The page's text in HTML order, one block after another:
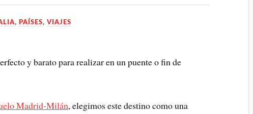
, PAÍSES,VIAJES
y barato para realizar en un puente o fin de
Madrid-Milán, elegimos este destino como una